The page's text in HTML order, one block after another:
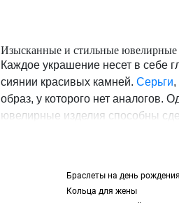
Изысканные и стильные ювелирные
Каждое украшение несет в себе
сиянии красивых камней. Серьги,
образ, у которого нет аналогов.
ювелирные изделия способны
носить на любом пальце, а
TOUS. Для этого изучите
сортировки. Это позволит вам с
Браслеты на день рождения
Кольца для жены